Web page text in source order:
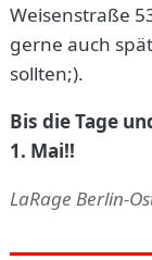
Weisenstraße
gerne auch
sollten;).
Bis die Tage
1. Mai!!
LaRage Berlin-